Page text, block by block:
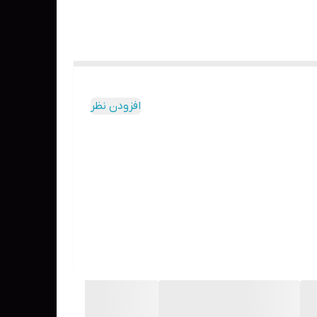
افزودن نظر